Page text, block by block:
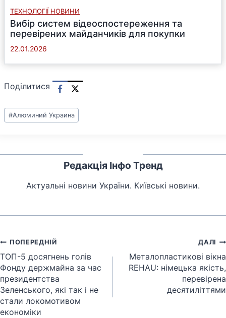
ТЕХНОЛОГІЇ НОВИНИ
Вибір систем відеоспостереження та
перевірених майданчиків для покупки
22.01.2026
Поділитися
Позначки
запису:
#Алюминий Украина
Редакція Інфо Тренд
Актуальні новини України. Київські новини.
Навігація
записів
ПОПЕРЕДНІЙ
ТОП-5 досягнень голів
Фонду держмайна за час
президентства
Зеленського, які так і не
стали локомотивом
економіки
ДАЛІ
Металопластикові вікна
REHAU: німецька якість,
перевірена
десятиліттями